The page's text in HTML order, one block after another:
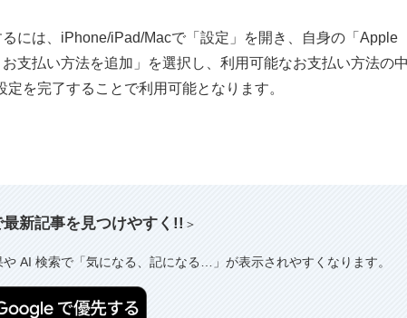
には、iPhone/iPad/Macで「設定」を開き、自身の「Apple
支払い方法を追加」を選択し、利用可能なお支払い方法の
を完了することで利用可能となります。
新記事を見つけやすく!! ＞
AI 検索で「気になる、記になる…」が表示されやすくなります。